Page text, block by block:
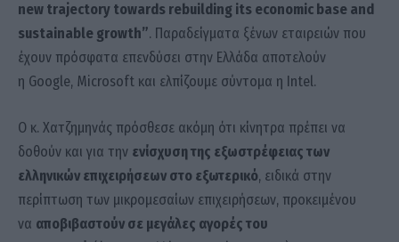
new trajectory towards rebuilding its economic base and
sustainable growth”. Παραδείγματα ξένων εταιρειών που
έχουν πρόσφατα επενδύσει στην Ελλάδα αποτελούν
η Google, Microsoft και ελπίζουμε σύντομα η Intel.
Ο κ. Χατζημηνάς πρόσθεσε ακόμη ότι κίνητρα πρέπει να
δοθούν και για την ενίσχυση της εξωστρέφειας των
ελληνικών επιχειρήσεων στο εξωτερικό, ειδικά στην
περίπτωση των μικρομεσαίων επιχειρήσεων, προκειμένου
να αποβιβαστούν σε μεγάλες αγορές του